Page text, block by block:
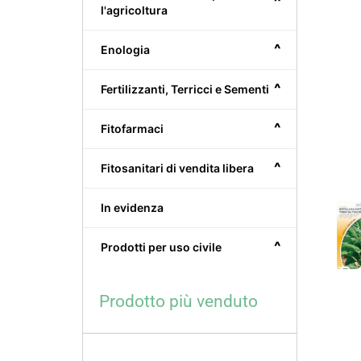
l'agricoltura
^
Enologia
^
Fertilizzanti, Terricci e Sementi
^
Fitofarmaci
^
Fitosanitari di vendita libera
In evidenza
^
Prodotti per uso civile
Prodotto più venduto